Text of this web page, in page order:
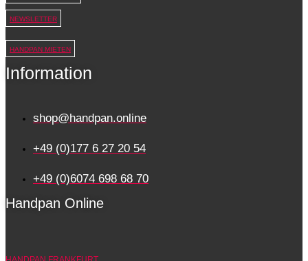
NEWSLETTER
HANDPAN MIETEN
Information
shop@handpan.online
+49 (0)177 6 27 20 54
+49 (0)6074 698 68 70
Handpan Online